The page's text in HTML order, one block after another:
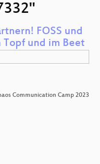
FOSS und
Topf und im Beet
Communication Camp 2023